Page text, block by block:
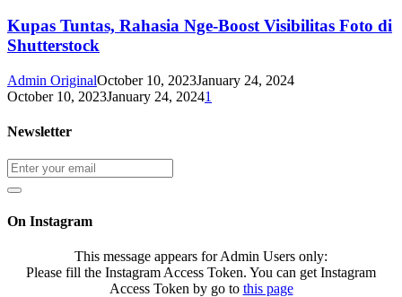
Kupas Tuntas, Rahasia Nge-Boost Visibilitas Foto di
Shutterstock
Admin OriginalOctober 10, 2023January 24, 2024
October 10, 2023January 24, 20241
Newsletter
On Instagram
This message appears for Admin Users only:
Please fill the Instagram Access Token. You can get Instagram
Access Token by go to this page